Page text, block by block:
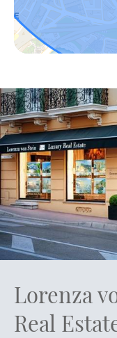
Lorenza
Real